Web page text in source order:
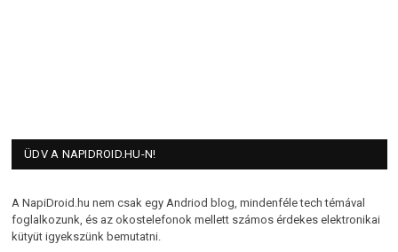
ÜDV A NAPIDROID.HU-N!
A NapiDroid.hu nem csak egy Andriod blog, mindenféle tech témával
foglalkozunk, és az okostelefonok mellett számos érdekes elektronikai
kütyüt igyekszünk bemutatni.